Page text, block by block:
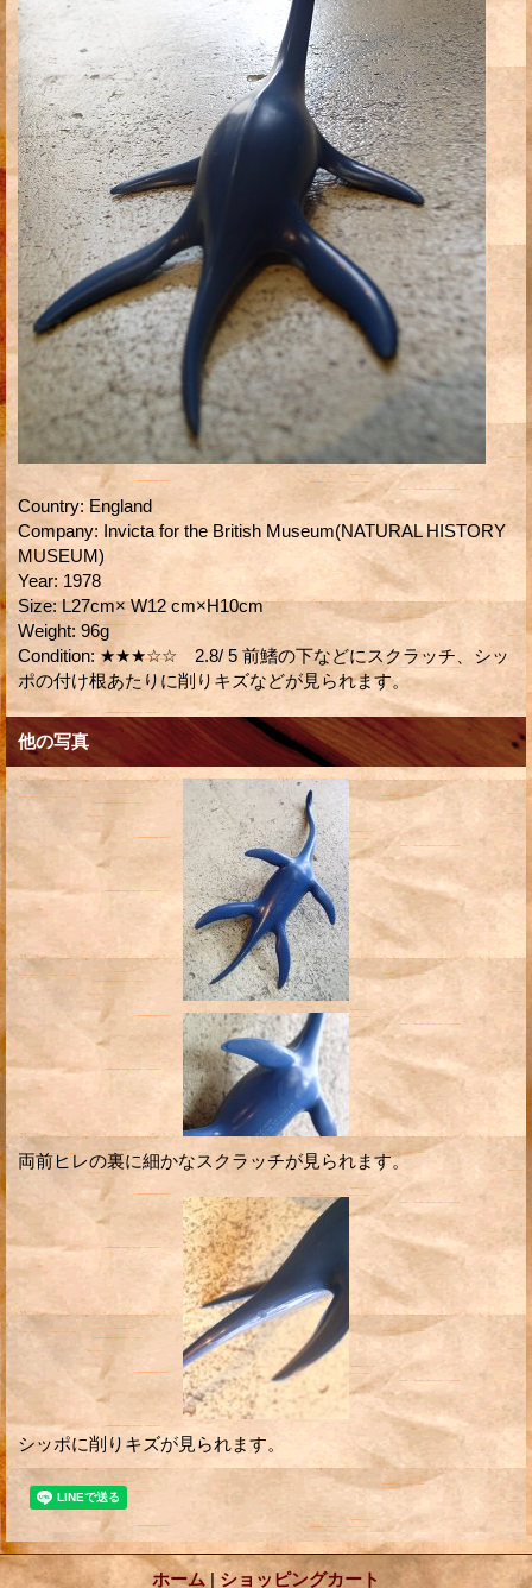
Country: England
Company: Invicta for the British Museum(NATURAL HISTORY
MUSEUM)
Year: 1978
Size: L27cm× W12 cm×H10cm
Weight: 96g
Condition: ★★★☆☆ 2.8/ 5 前鰭の下などにスクラッチ、シッ
ポの付け根あたりに削りキズなどが見られます。
他の写真
両前ヒレの裏に細かなスクラッチが見られます。
シッポに削りキズが見られます。
ホーム | ショッピングカート